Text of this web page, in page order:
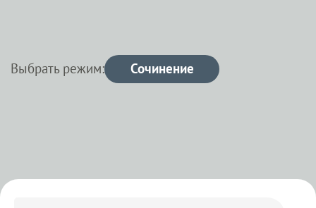
Выбрать режим: Сочинение